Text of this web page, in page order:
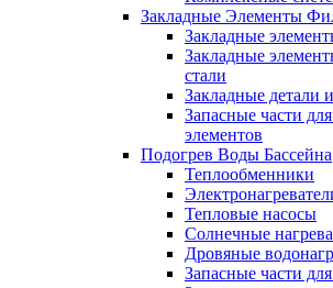
Закладные Элементы
Закладные
Закладные
стали
Закладные детали
Запасные части
элементов
Подогрев Воды Бассейна
Теплообменники
Тепловые насосы
Солнечные
Дровяные
Запасные части